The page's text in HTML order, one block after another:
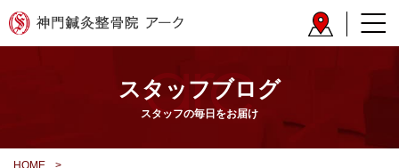
スタッフブログ
スタッフの毎日をお届け
HOME >